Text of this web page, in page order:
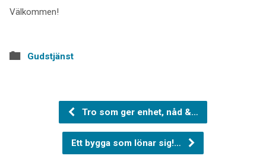
Välkommen!
Gudstjänst
Tro som ger enhet, nåd &…
Ett bygga som lönar sig!…